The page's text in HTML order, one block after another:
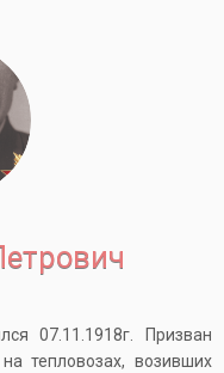
07.11.1918г. Призван
тепловозах, возивших